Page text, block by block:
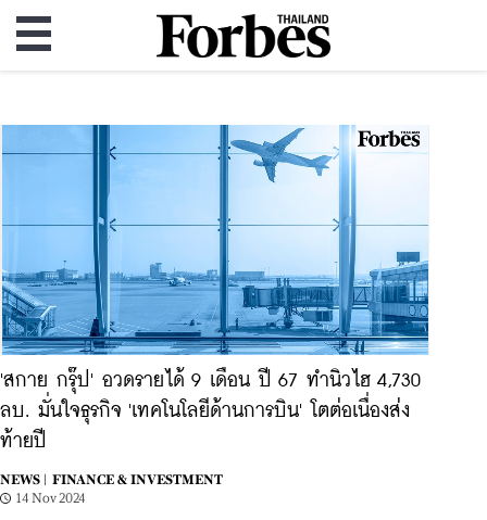
'สกาย กรุ๊ป' อวดรายได้ 9 เดือน ปี 67 ทำนิวไฮ 4,730
ลบ. มั่นใจธุรกิจ 'เทคโนโลยีด้านการบิน' โตต่อเนื่องส่ง
ท้ายปี
NEWS |
FINANCE & INVESTMENT
14 Nov 2024